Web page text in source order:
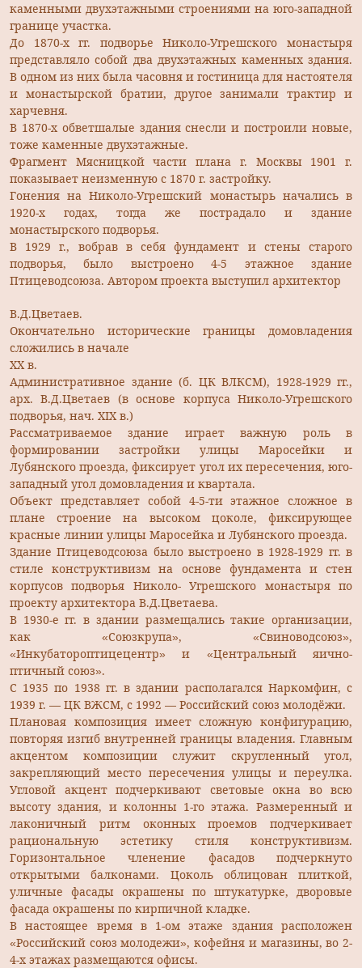
каменными двухэтажными строениями на юго-западной
границе участка.
До 1870-х гг. подворье Николо-Угрешского монастыря
представляло собой два двухэтажных каменных здания.
В одном из них была часовня и гостиница для настоятеля
и монастырской братии, другое занимали трактир и
харчевня.
В 1870-х обветшалые здания снесли и построили новые,
тоже каменные двухэтажные.
Фрагмент Мясницкой части плана г. Москвы 1901 г.
показывает неизменную с 1870 г. застройку.
Гонения на Николо-Угрешский монастырь начались в
1920-х годах, тогда же пострадало и здание
монастырского подворья.
В 1929 г., вобрав в себя фундамент и стены старого
подворья, было выстроено 4-5 этажное здание
Птицеводсоюза. Автором проекта выступил архитектор
В.Д.Цветаев.
Окончательно исторические границы домовладения
сложились в начале
XX в.
Административное здание (б. ЦК ВЛКСМ), 1928-1929 гг.,
арх. В.Д.Цветаев (в основе корпуса Николо-Угрешского
подворья, нач. XIX в.)
Рассматриваемое здание играет важную роль в
формировании застройки улицы Маросейки и
Лубянского проезда, фиксирует угол их пересечения, юго-
западный угол домовладения и квартала.
Объект представляет собой 4-5-ти этажное сложное в
плане строение на высоком цоколе, фиксирующее
красные линии улицы Маросейка и Лубянского проезда.
Здание Птицеводсоюза было выстроено в 1928-1929 гг. в
стиле конструктивизм на основе фундамента и стен
корпусов подворья Николо- Угрешского монастыря по
проекту архитектора В.Д.Цветаева.
В 1930-е гг. в здании размещались такие организации,
как «Союзкрупа», «Свиноводсоюз»,
«Инкубатороптицецентр» и «Центральный яично-
птичный союз».
С 1935 по 1938 гг. в здании располагался Наркомфин, с
1939 г. — ЦК ВЖСМ, с 1992 — Российский союз молодёжи.
Плановая композиция имеет сложную конфигурацию,
повторяя изгиб внутренней границы владения. Главным
акцентом композиции служит скругленный угол,
закрепляющий место пересечения улицы и переулка.
Угловой акцент подчеркивают световые окна во всю
высоту здания, и колонны 1-го этажа. Размеренный и
лаконичный ритм оконных проемов подчеркивает
рациональную эстетику стиля конструктивизм.
Горизонтальное членение фасадов подчеркнуто
открытыми балконами. Цоколь облицован плиткой,
уличные фасады окрашены по штукатурке, дворовые
фасада окрашены по кирпичной кладке.
В настоящее время в 1-ом этаже здания расположен
«Российский союз молодежи», кофейня и магазины, во 2-
4-х этажах размещаются офисы.